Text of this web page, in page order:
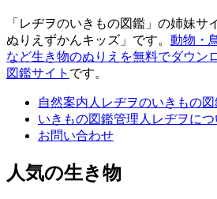
「レヂヲのいきもの図鑑」の姉妹サ
ぬりえずかんキッズ」です。 動物・
など生き物のぬりえを無料でダウン
図鑑サイト です。
自然案内人レヂヲのいきもの
いきもの図鑑管理人レヂヲにつ
お問い合わせ
人気の生き物